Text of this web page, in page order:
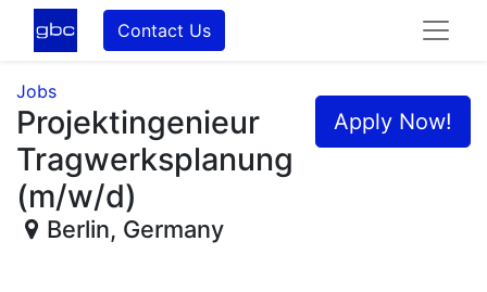
Contact Us
Apply Now!
Jobs
Projektingenieur
Tragwerksplanung
(m/w/d)
Berlin, Germany